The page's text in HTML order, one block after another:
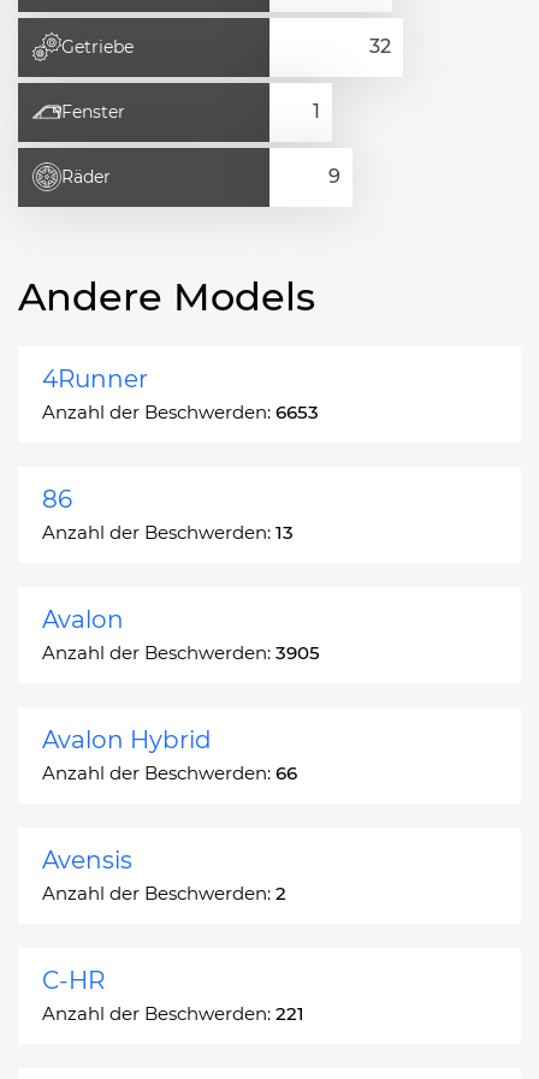
Getriebe
Fenster
Räder
Andere Models
4Runner
Anzahl der Beschwerden: 6653
86
Anzahl der Beschwerden: 13
Avalon
Anzahl der Beschwerden: 3905
Avalon Hybrid
Anzahl der Beschwerden: 66
Avensis
Anzahl der Beschwerden: 2
C-HR
Anzahl der Beschwerden: 221